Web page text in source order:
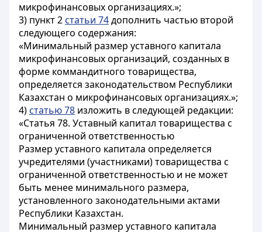
микрофинансовых организациях.»;
3) пункт 2 статьи 74дополнить частью второй
следующего содержания:
«Минимальный размер уставного капитала
микрофинансовых организаций, созданных в
форме коммандитного товарищества,
определяется законодательством Республики
Казахстан о микрофинансовых организациях.»;
4) статью 78 изложить в следующей редакции:
«Статья 78. Уставный капитал товарищества с
ограниченной ответственностью
Размер уставного капитала определяется
учредителями (участниками) товарищества с
ограниченной ответственностью и не может
быть менее минимального размера,
установленного законодательными актами
Республики Казахстан.
Минимальный размер уставного капитала